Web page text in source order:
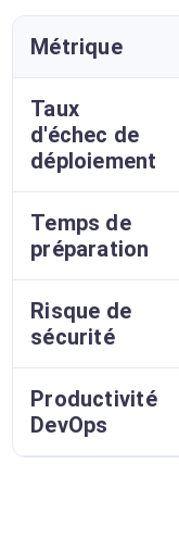
Métrique
Taux
d'échec de
déploiement
Temps de
préparation
Risque de
sécurité
Productivité
DevOps